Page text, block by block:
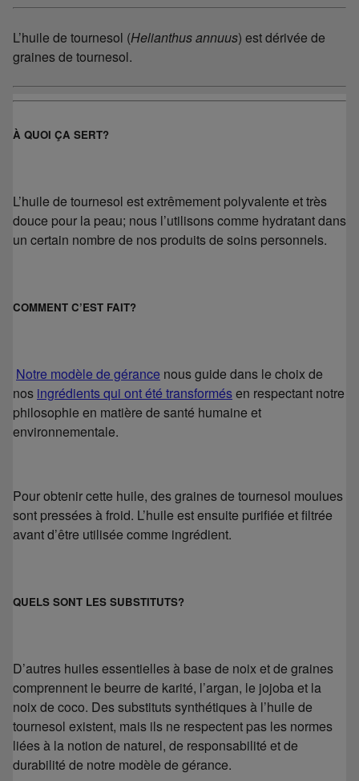
L’huile de tournesol (Helianthus annuus) est dérivée de
graines de tournesol.
À QUOI ÇA SERT?
L’huile de tournesol est extrêmement polyvalente et très
douce pour la peau; nous l’utilisons comme hydratant dans
un certain nombre de nos produits de soins personnels.
COMMENT C’EST FAIT?
Notre modèle de gérance nous guide dans le choix de
nos ingrédients qui ont été transformésen respectant notre
philosophie en matière de santé humaine et
environnementale.
Pour obtenir cette huile, des graines de tournesol moulues
sont pressées à froid. L’huile est ensuite purifiée et filtrée
avant d’être utilisée comme ingrédient.
QUELS SONT LES SUBSTITUTS?
D’autres huiles essentielles à base de noix et de graines
comprennent le beurre de karité, l’argan, le jojoba et la
noix de coco. Des substituts synthétiques à l’huile de
tournesol existent, mais ils ne respectent pas les normes
liées à la notion de naturel, de responsabilité et de
durabilité de notre modèle de gérance.